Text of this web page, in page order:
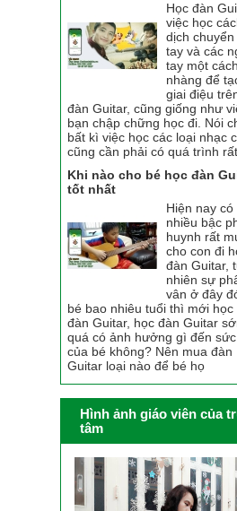
Học đàn
việc học
dịch chuyển
tay và các
tay một
nhàng để
giai điệu
đàn Guitar, cũng giống như
bạn chập chững học đi. Nói
bất kì việc học các loại nhạc
cũng cần phải có quá trình
Khi nào cho bé học đàn
tốt nhất
Hiện nay có
nhiều bậc
huynh rất
cho con đi
đàn Guitar,
nhiên sự
vân ở đây
bé bao nhiêu tuổi thì mới
đàn Guitar, học đàn Guitar
quá có ảnh hưởng gì đến
của bé không? Nên mua đàn
Guitar loại nào để bé họ
Hình ảnh giáo viên của
tâm